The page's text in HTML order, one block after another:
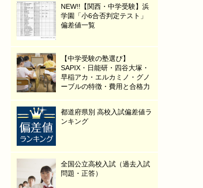
NEW!!【関西・中学受験】浜
学園「小6合否判定テスト」
偏差値一覧
【中学受験の塾選び】
SAPIX・日能研・四谷大塚・
早稲アカ・エルカミノ・グノ
ーブルの特徴・費用と合格力
都道府県別 高校入試偏差値ラ
ンキング
全国公立高校入試（過去入試
問題・正答）